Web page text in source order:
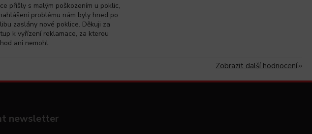
přišly s malým poškozením u poklic,
problému nám byly hned po
zaslány nové poklice. Děkuji za
k vyřízení reklamace, za kterou
ani nemohl.
Zobrazit další hodnocení
newsletter